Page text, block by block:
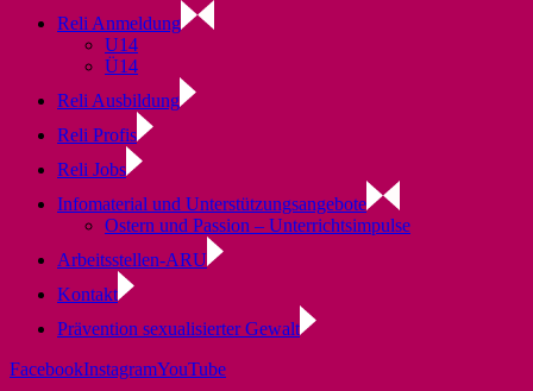
Reli Anmeldung
U14
Ü14
Reli Ausbildung
Reli Profis
Reli Jobs
Infomaterial und Unterstützungsangebote
Ostern und Passion – Unterrichtsimpulse
Arbeitsstellen-ARU
Kontakt
Prävention sexualisierter Gewalt
FacebookInstagramYouTube